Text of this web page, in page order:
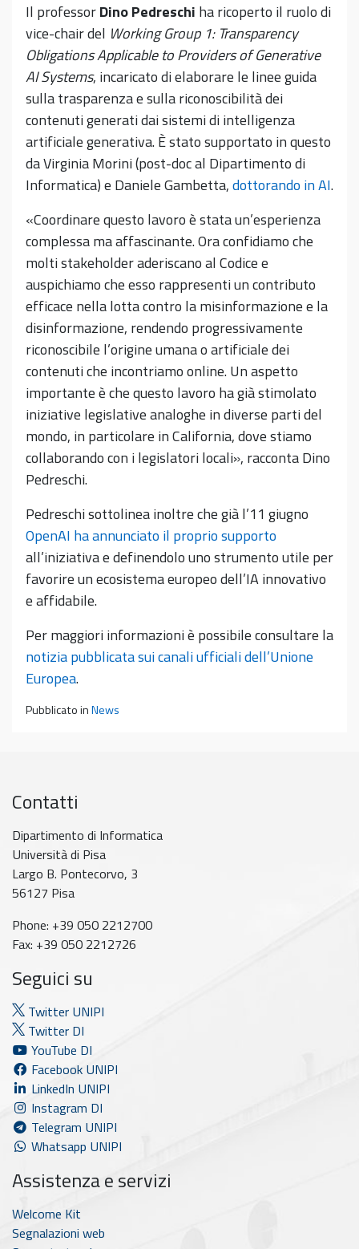
Il professorDino Pedreschi ha ricoperto il ruolo di
vice-chair del Working Group 1: Transparency
Obligations Applicable to Providers of Generative
AI Systems, incaricato di elaborare le linee guida
sulla trasparenza e sulla riconoscibilità dei
contenuti generati dai sistemi di intelligenza
artificiale generativa. È stato supportato in questo
da Virginia Morini (post-doc al Dipartimento di
Informatica) e Daniele Gambetta,dottorando in AI.
«Coordinare questo lavoro è stata un’esperienza
complessa ma affascinante. Ora confidiamo che
molti stakeholder aderiscano al Codice e
auspichiamo che esso rappresenti un contributo
efficace nella lotta contro la misinformazione e la
disinformazione, rendendo progressivamente
riconoscibile l’origine umana o artificiale dei
contenuti che incontriamo online. Un aspetto
importante è che questo lavoro ha già stimolato
iniziative legislative analoghe in diverse parti del
mondo, in particolare in California, dove stiamo
collaborando con i legislatori locali», racconta Dino
Pedreschi.
Pedreschi sottolinea inoltre che già l’11 giugno
OpenAI ha annunciato il proprio supporto
all’iniziativa e definendolo uno strumento utile per
favorire un ecosistema europeo dell’IA innovativo
e affidabile.
Per maggiori informazioni è possibile consultare la
notizia pubblicata sui canali ufficiali dell’Unione
Europea.
Pubblicato inNews
Contatti
Dipartimento di Informatica
Università di Pisa
Largo B. Pontecorvo, 3
56127 Pisa
Phone: +39 050 2212700
Fax: +39 050 2212726
Seguici su
Twitter UNIPI
Twitter DI
YouTube DI
Facebook UNIPI
LinkedIn UNIPI
Instagram DI
Telegram UNIPI
Whatsapp UNIPI
Assistenza e servizi
Welcome Kit
Segnalazioni web